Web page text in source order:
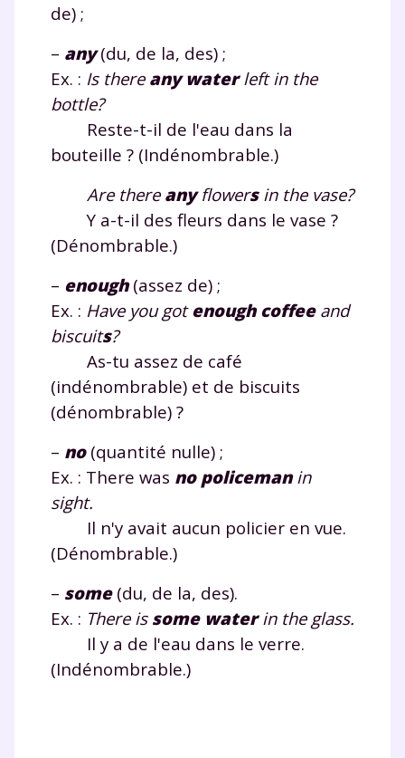
de) ;
– any(du, de la, des) ;
Ex. : Is there any waterleft in the
bottle?
Reste-t-il de l'eau dans la
bouteille ? (Indénombrable.)
Are there anyflowersin the vase?
Y a-t-il des fleurs dans le vase ?
(Dénombrable.)
– enough(assez de) ;
Ex. : Have you gotenough coffeeand
biscuits?
As-tu assez de café
(indénombrable) et de biscuits
(dénombrable) ?
– no(quantité nulle) ;
Ex. : There was no policemanin
sight.
Il n'y avait aucun policier en vue.
(Dénombrable.)
– some(du, de la, des).
Ex. : There is some waterin the glass.
Il y a de l'eau dans le verre.
(Indénombrable.)
Envie de progresser
et de réussir votre
année scolaire ?
Testez gratuitement
pendant 24h notre
plateforme de soutien
scolaire !
corrigés,podcasts de révisions
Unespace dédié aux parents pour
suivre les progrès
Tout le programme scolaire du CP à
la Terminale
Des profs expérimentés disponibles
à la demande par tchat, audio ou
vidéo